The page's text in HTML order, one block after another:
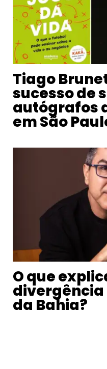
Tiago
sucesso de
autógrafos
em São
O que
divergência
da Bahia?